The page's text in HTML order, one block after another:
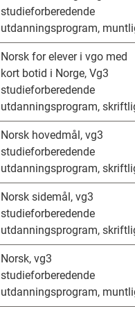
studieforberedende
utdanningsprogram,
Norsk for elever i vgo med
kort botid i Norge, Vg3
studieforberedende
utdanningsprogram,
Norsk hovedmål, vg3
studieforberedende
utdanningsprogram,
Norsk sidemål, vg3
studieforberedende
utdanningsprogram,
Norsk, vg3
studieforberedende
utdanningsprogram,